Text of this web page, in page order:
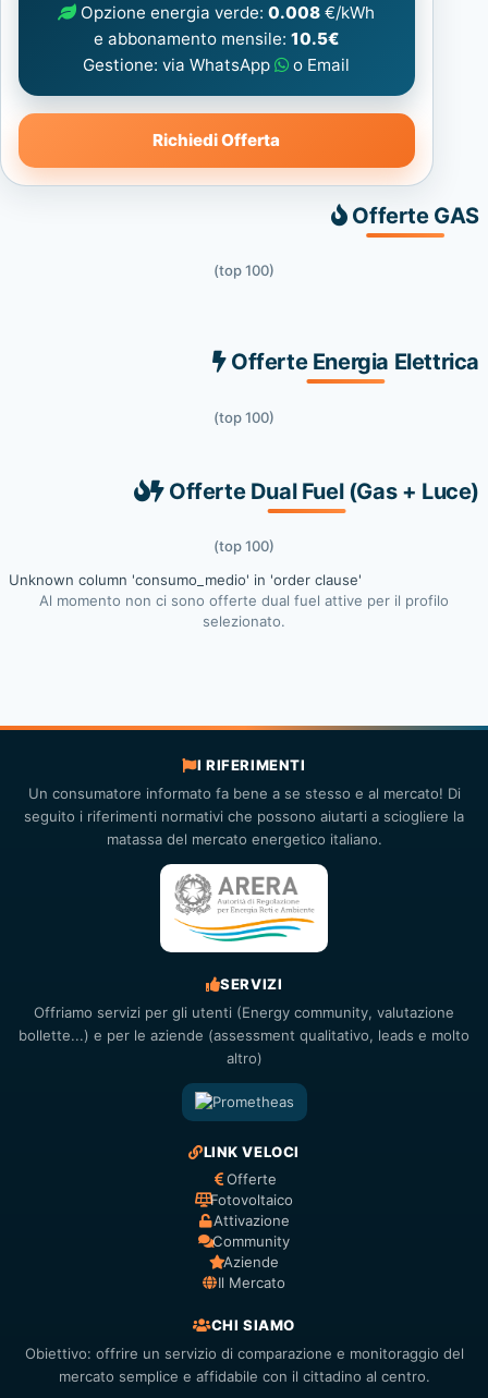
Opzione energia verde:0.008 €/kWh
e abbonamento mensile: 10.5€
Gestione: via WhatsApp
o Email
Richiedi Offerta
Offerte GAS
(top 100)
Offerte Energia Elettrica
(top 100)
Offerte Dual Fuel (Gas + Luce)
(top 100)
Unknown column 'consumo_medio' in 'order clause'
Al momento non ci sono offerte dual fuel attive per il profilo
selezionato.
I RIFERIMENTI
Un consumatore informato fa bene a se stesso e al mercato! Di
seguito i riferimenti normativi che possono aiutarti a sciogliere la
matassa del mercato energetico italiano.
SERVIZI
Offriamo servizi per gli utenti (Energy community, valutazione
bollette...) e per le aziende (assessment qualitativo, leads e molto
altro)
LINK VELOCI
Offerte
Fotovoltaico
Attivazione
Community
Aziende
Il Mercato
CHI SIAMO
Obiettivo: offrire un servizio di comparazione e monitoraggio del
mercato semplice e affidabile con il cittadino al centro.